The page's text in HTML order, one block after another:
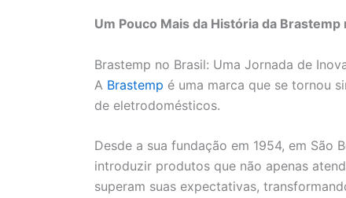
Um Pouco Mais da História da Brastemp
Brastemp no Brasil: Uma Jornada de
A Brastemp é uma marca que se tornou
de eletrodomésticos.
Desde a sua fundação em 1954, em São
introduzir produtos que não apenas
superam suas expectativas,